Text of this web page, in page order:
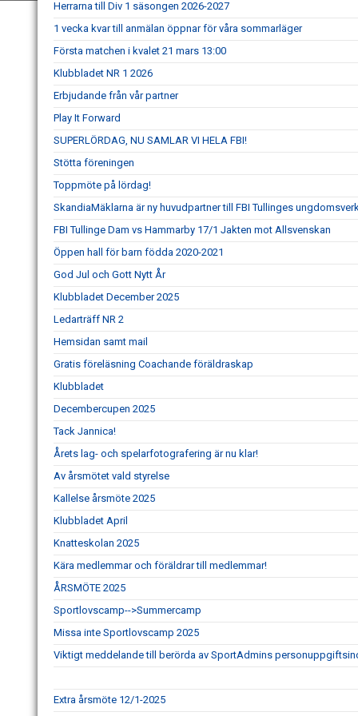
Herrarna till Div 1 säsongen 2026-2027
1 vecka kvar till anmälan öppnar för våra sommarläger
Första matchen i kvalet 21 mars 13:00
Klubbladet NR 1 2026
Erbjudande från vår partner
Play It Forward
SUPERLÖRDAG, NU SAMLAR VI HELA FBI!
Stötta föreningen
Toppmöte på lördag!
SkandiaMäklarna är ny huvudpartner till FBI Tullinges
FBI Tullinge Dam vs Hammarby 17/1 Jakten mot Allsvenskan
Öppen hall för barn födda 2020-2021
God Jul och Gott Nytt År
Klubbladet December 2025
Ledarträff NR 2
Hemsidan samt mail
Gratis föreläsning Coachande föräldraskap
Klubbladet
Decembercupen 2025
Tack Jannica!
Årets lag- och spelarfotografering är nu klar!
Av årsmötet vald styrelse
Kallelse årsmöte 2025
Klubbladet April
Knatteskolan 2025
Kära medlemmar och föräldrar till medlemmar!
ÅRSMÖTE 2025
Sportlovscamp-->Summercamp
Missa inte Sportlovscamp 2025
Viktigt meddelande till berörda av SportAdmins
Extra årsmöte 12/1-2025